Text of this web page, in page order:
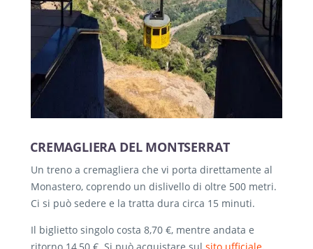
CREMAGLIERA DEL MONTSERRAT
Un treno a cremagliera che vi porta direttamente al
Monastero, coprendo un dislivello di oltre 500 metri.
Ci si può sedere e la tratta dura circa 15 minuti.
Il biglietto singolo costa 8,70 €, mentre andata e